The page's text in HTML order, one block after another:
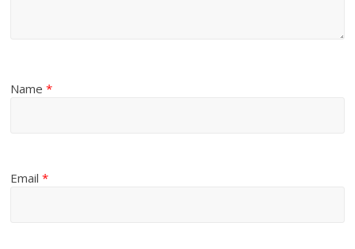
Name*
Email*